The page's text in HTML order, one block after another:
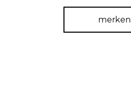
merken